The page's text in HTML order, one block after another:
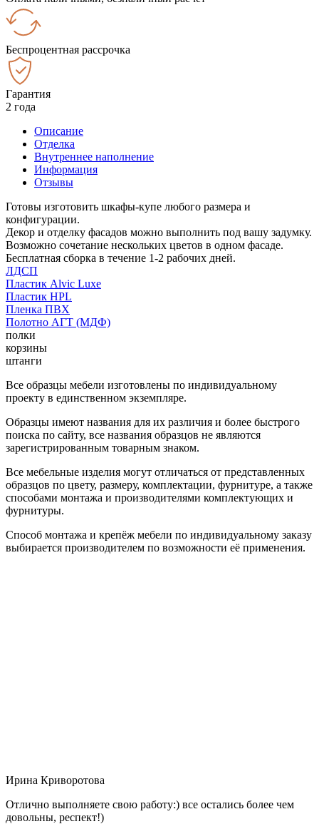
Беспроцентная рассрочка
Гарантия
2 года
Описание
Отделка
Внутреннее наполнение
Информация
Отзывы
Готовы изготовить шкафы-купе любого размера и
конфигурации.
Декор и отделку фасадов можно выполнить под вашу задумку.
Возможно сочетание нескольких цветов в одном фасаде.
Бесплатная сборка в течение 1-2 рабочих дней.
ЛДСП
Пластик Alvic Luxe
Пластик HPL
Пленка ПВХ
Полотно АГТ (МДФ)
полки
корзины
штанги
Все образцы мебели изготовлены по индивидуальному
проекту в единственном экземпляре.
Образцы имеют названия для их различия и более быстрого
поиска по сайту, все названия образцов не являются
зарегистрированным товарным знаком.
Все мебельные изделия могут отличаться от представленных
образцов по цвету, размеру, комплектации, фурнитуре, а также
способами монтажа и производителями комплектующих и
фурнитуры.
Способ монтажа и крепёж мебели по индивидуальному заказу
выбирается производителем по возможности её применения.
Ирина Криворотова
Отлично выполняете свою работу:) все остались более чем
довольны, респект!)